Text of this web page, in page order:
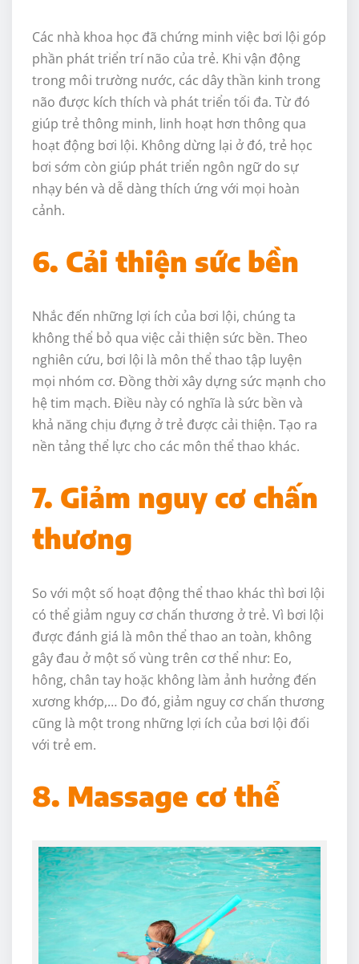
Các nhà khoa học đã chứng minh việc bơi lội góp
phần phát triển trí não của trẻ. Khi vận động
trong môi trường nước, các dây thần kinh trong
não được kích thích và phát triển tối đa. Từ đó
giúp trẻ thông minh, linh hoạt hơn thông qua
hoạt động bơi lội. Không dừng lại ở đó, trẻ học
bơi sớm còn giúp phát triển ngôn ngữ do sự
nhạy bén và dễ dàng thích ứng với mọi hoàn
cảnh.
6. Cải thiện sức bền
Nhắc đến những lợi ích của bơi lội, chúng ta
không thể bỏ qua việc cải thiện sức bền. Theo
nghiên cứu, bơi lội là môn thể thao tập luyện
mọi nhóm cơ. Đồng thời xây dựng sức mạnh cho
hệ tim mạch. Điều này có nghĩa là sức bền và
khả năng chịu đựng ở trẻ được cải thiện. Tạo ra
nền tảng thể lực cho các môn thể thao khác.
7. Giảm nguy cơ chấn
thương
So với một số hoạt động thể thao khác thì bơi lội
có thể giảm nguy cơ chấn thương ở trẻ. Vì bơi lội
được đánh giá là môn thể thao an toàn, không
gây đau ở một số vùng trên cơ thể như: Eo,
hông, chân tay hoặc không làm ảnh hưởng đến
xương khớp,… Do đó, giảm nguy cơ chấn thương
cũng là một trong những lợi ích của bơi lội đối
với trẻ em.
8. Massage cơ thể